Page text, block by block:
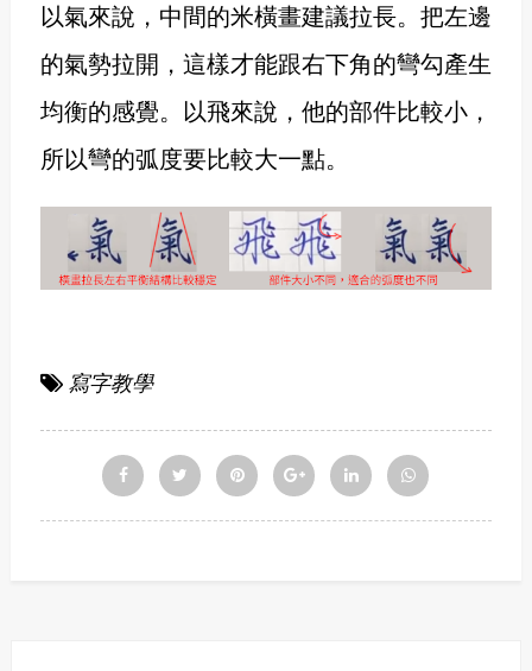
以氣來說，中間的米橫畫建議拉長。把左邊
的氣勢拉開，這樣才能跟右下角的彎勾產生
均衡的感覺。以飛來說，他的部件比較小，
所以彎的弧度要比較大一點。
寫字教學